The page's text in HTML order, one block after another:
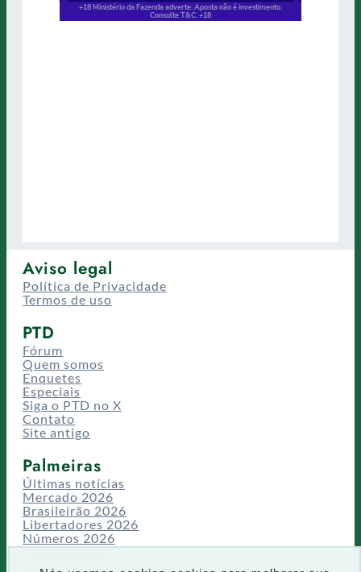
Aviso legal
Política de Privacidade
Termos de uso
PTD
Fórum
Quem somos
Enquetes
Especiais
Siga o PTD no X
Contato
Site antigo
Palmeiras
Últimas notícias
Mercado 2026
Brasileirão 2026
Libertadores 2026
Números 2026
Campeonatos